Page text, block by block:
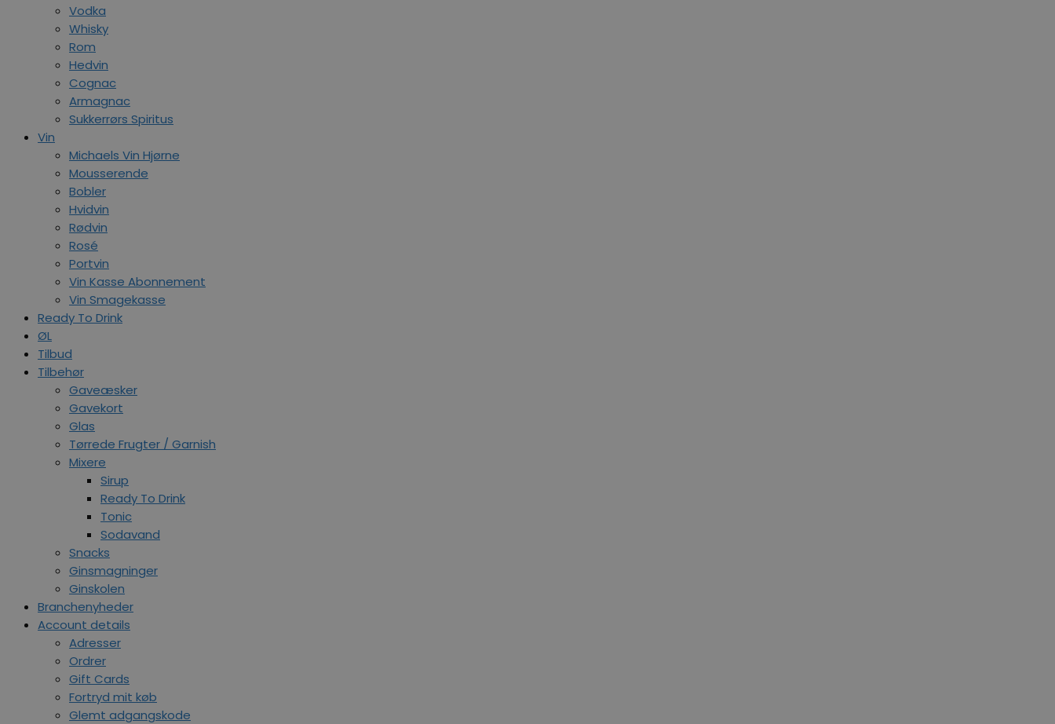
Vodka
Whisky
Rom
Hedvin
Cognac
Armagnac
Sukkerrørs Spiritus
Vin
Michaels Vin Hjørne
Mousserende
Bobler
Hvidvin
Rødvin
Rosé
Portvin
Vin Kasse Abonnement
Vin Smagekasse
Ready To Drink
ØL
Tilbud
Tilbehør
Gaveæsker
Gavekort
Glas
Tørrede Frugter / Garnish
Mixere
Sirup
Ready To Drink
Tonic
Sodavand
Snacks
Ginsmagninger
Ginskolen
Branchenyheder
Account details
Adresser
Ordrer
Gift Cards
Fortryd mit køb
Glemt adgangskode